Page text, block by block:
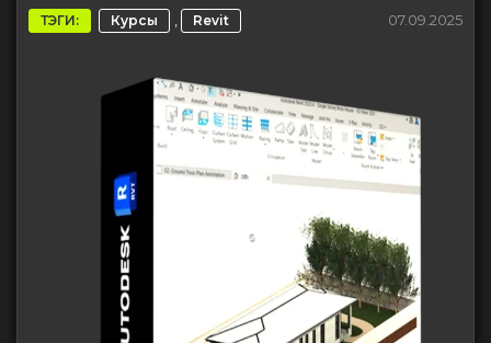
ТЭГИ: Курсы , Revit 07.09.2025